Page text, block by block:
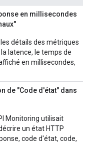
en millisecondes
détails des métriques
latence, le temps de
en millisecondes,
de "Code d'état" dans
Monitoring utilisait
un état HTTP
code d'état, code,